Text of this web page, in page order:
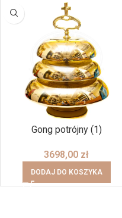
Gong potrójny (1)
3698,00 zł
DODAJ DO KOSZYKA